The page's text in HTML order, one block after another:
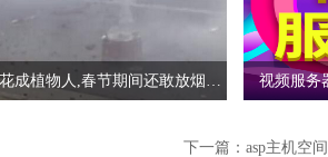
溢还没有出現，瞧瞧吧！新浪网、搜
制作启用，那么就把它弄到此外一台独
些不做数据库查询启用脚本制作還是
应用代理商的浏览，由于工作经验说
成植物人,春节期间还敢放烟花 视频服务
下一篇： asp主机空